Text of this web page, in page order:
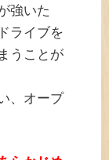
強いた
ライブを
うことが
、オープ